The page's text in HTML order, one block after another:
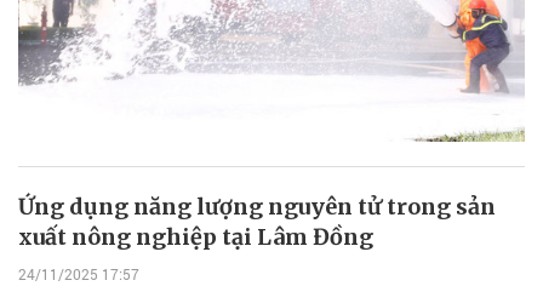
Ứng dụng năng lượng nguyên tử trong sản
xuất nông nghiệp tại Lâm Đồng
24/11/2025 17:57